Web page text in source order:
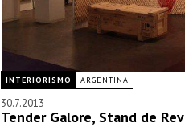
INTERIORISMO ARGENTINA
30.7.2013
Tender Galore, Stand de